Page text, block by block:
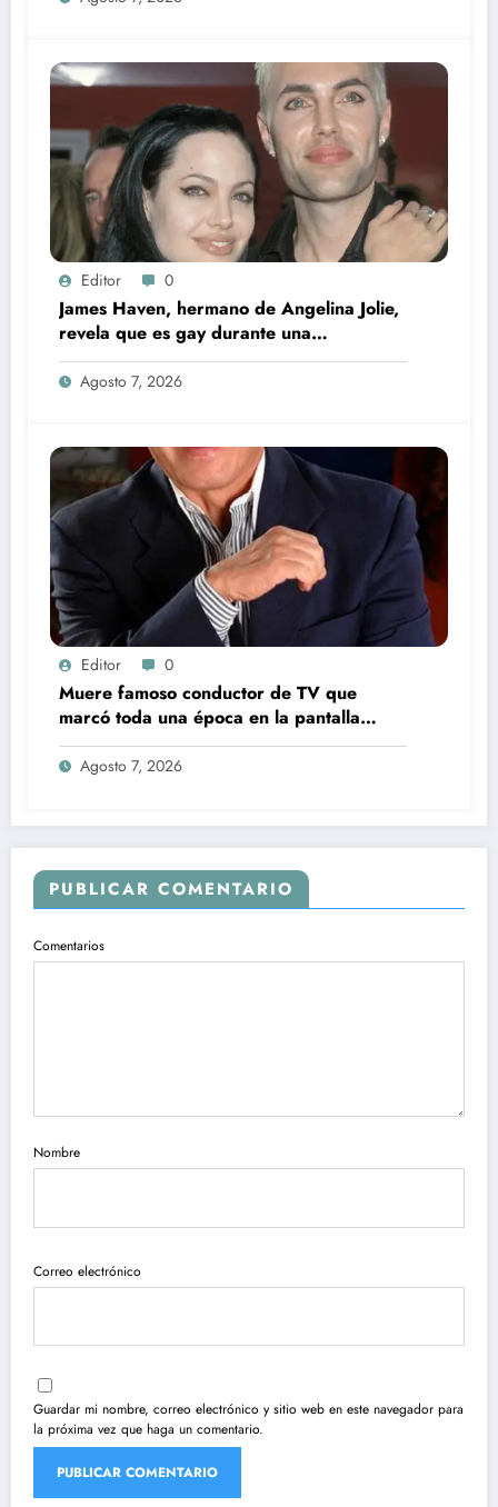
Editor 0
James Haven, hermano de Angelina Jolie,
revela que es gay durante una
transmisión en vivo junto a su exesposa
Agosto 7, 2026
Editor 0
Muere famoso conductor de TV que
marcó toda una época en la pantalla
chica, así fue su repentino fallecimiento
Agosto 7, 2026
PUBLICAR COMENTARIO
Comentarios
Nombre
Correo electrónico
Guardar mi nombre, correo electrónico y sitio web en este navegador para
la próxima vez que haga un comentario.